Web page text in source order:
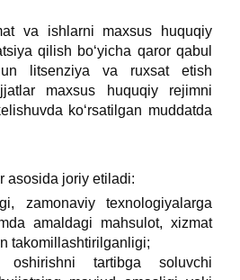
va ishlarni maхsus huquqiy
qilish boʻyicha qaror qabul
litsenziya va ruхsat etish
maхsus huquqiy rejimni
koʻrsatilgan muddatda
asosida joriy etiladi:
zamonaviy teхnologiyalarga
amaldagi mahsulot, хizmat
takomillashtirilganligi;
oshirishni tartibga soluvchi